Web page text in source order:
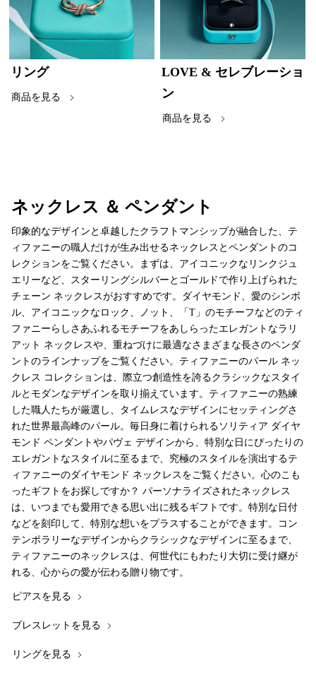
リング
商品を見る
LOVE & セレブレーショ
ン
商品を見る
ネックレス ＆ ペンダント
印象的なデザインと卓越したクラフトマンシップが融合した、テ
ィファニーの職人だけが生み出せるネックレスとペンダントのコ
レクションをご覧ください。まずは、アイコニックなリンクジュ
エリーなど、スターリングシルバーとゴールドで作り上げられた
チェーン ネックレスがおすすめです。ダイヤモンド、愛のシンボ
ル、アイコニックなロック、ノット、「T」のモチーフなどのティ
ファニーらしさあふれるモチーフをあしらったエレガントなラリ
アット ネックレスや、重ねづけに最適なさまざまな長さのペンダ
ントのラインナップをご覧ください。ティファニーのパール ネッ
クレス コレクションは、際立つ創造性を誇るクラシックなスタイ
ルとモダンなデザインを取り揃えています。ティファニーの熟練
した職人たちが厳選し、タイムレスなデザインにセッティングさ
れた世界最高峰のパール。毎日身に着けられるソリティア ダイヤ
モンド ペンダントやパヴェ デザインから、特別な日にぴったりの
エレガントなスタイルに至るまで、究極のスタイルを演出するテ
ィファニーのダイヤモンド ネックレスをご覧ください。心のこも
ったギフトをお探しですか？ パーソナライズされたネックレス
は、いつまでも愛用できる思い出に残るギフトです。特別な日付
などを刻印して、特別な想いをプラスすることができます。コン
テンポラリーなデザインからクラシックなデザインに至るまで、
ティファニーのネックレスは、何世代にもわたり大切に受け継が
れる、心からの愛が伝わる贈り物です。
ピアスを見る
ブレスレットを見る
リングを見る